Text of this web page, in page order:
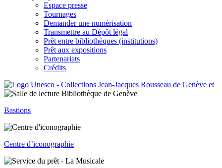
Espace presse
Tournages
Demander une numérisation
Transmettre au Dépôt légal
Prêt entre bibliothèques (institutions)
Prêt aux expositions
Partenariats
Crédits
Bastions
Centre d’iconographie